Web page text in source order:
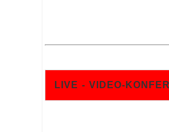
LIVE - VIDEO-